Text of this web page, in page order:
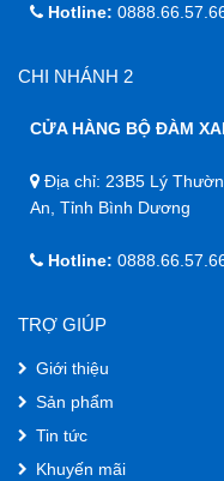
Hotline:
CHI NHÁNH 2
CỬA HÀNG BỘ ĐÀM
Địa chỉ: 23B5 Lý
An, Tỉnh Bình Dương
Hotline:
TRỢ GIÚP
Giới thiệu
Sản phẩm
Tin tức
Khuyến mãi